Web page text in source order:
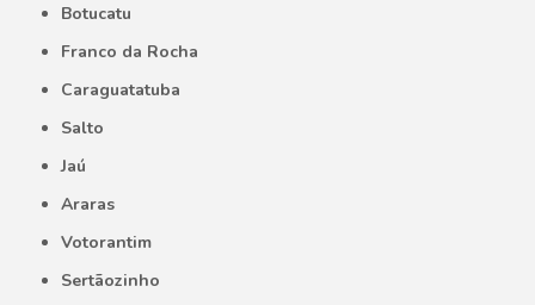
Botucatu
Franco da Rocha
Caraguatatuba
Salto
Jaú
Araras
Votorantim
Sertãozinho